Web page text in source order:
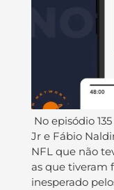
No episódio
Jr⁠⁠⁠⁠⁠⁠ e ⁠⁠⁠⁠⁠⁠Fábio
NFL que não
as que tiveram
inesperado